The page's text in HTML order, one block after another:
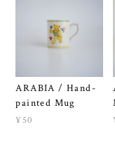
ARABIA / Hand-
painted Mug
¥50